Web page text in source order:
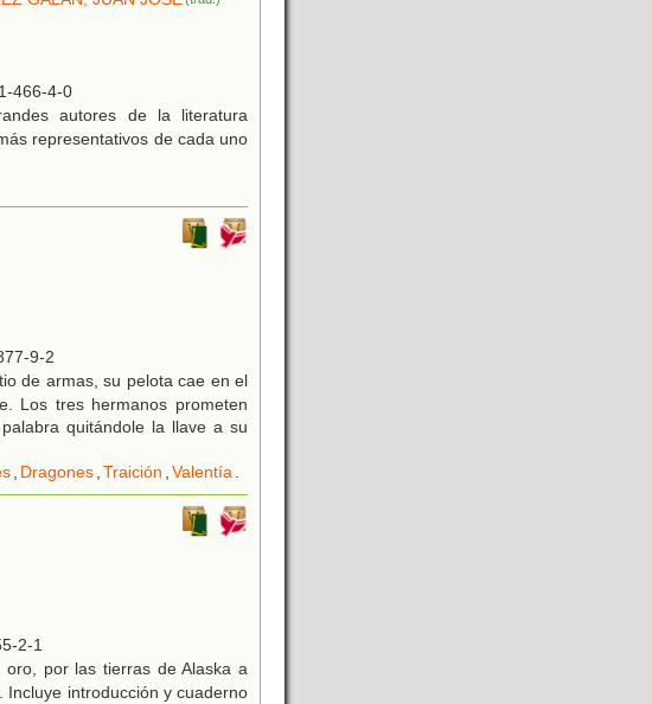
466-4-0
autores de la literatura
representativos de cada uno
9-2
de armas, su pelota cae en el
Los tres hermanos prometen
quitándole la llave a su
, Dragones,Traición ,Valentía.
2-1
por las tierras de Alaska a
Incluye introducción y cuaderno